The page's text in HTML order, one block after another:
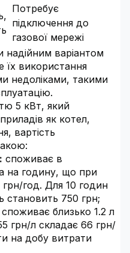
Потребує
підключення до
газової мережі
надійним варіантом
їх використання
недоліками, такими
5 кВт, який
як котел,
вартість
споживає в
на годину, що при
грн/год. Для 10 годин
становить 750 грн;
споживає близько 1.2 л
грн/л складає 66 грн/
на добу витрати